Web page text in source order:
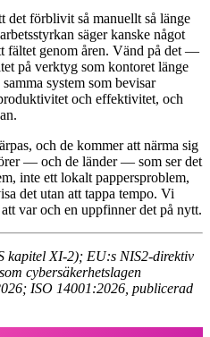
det förblivit så manuellt så länge
säger kanske något
fältet genom åren. Vänd på det —
på verktyg som kontoret länge
system som bevisar
och effektivitet, och
och de kommer att närma sig
— och de länder — som ser det
inte ett lokalt pappersproblem,
det utan att tappa tempo. Vi
var och en uppfinner det på nytt.
kapitel XI-2); EU:s NIS2-direktiv
cybersäkerhetslagen
ISO 14001:2026, publicerad